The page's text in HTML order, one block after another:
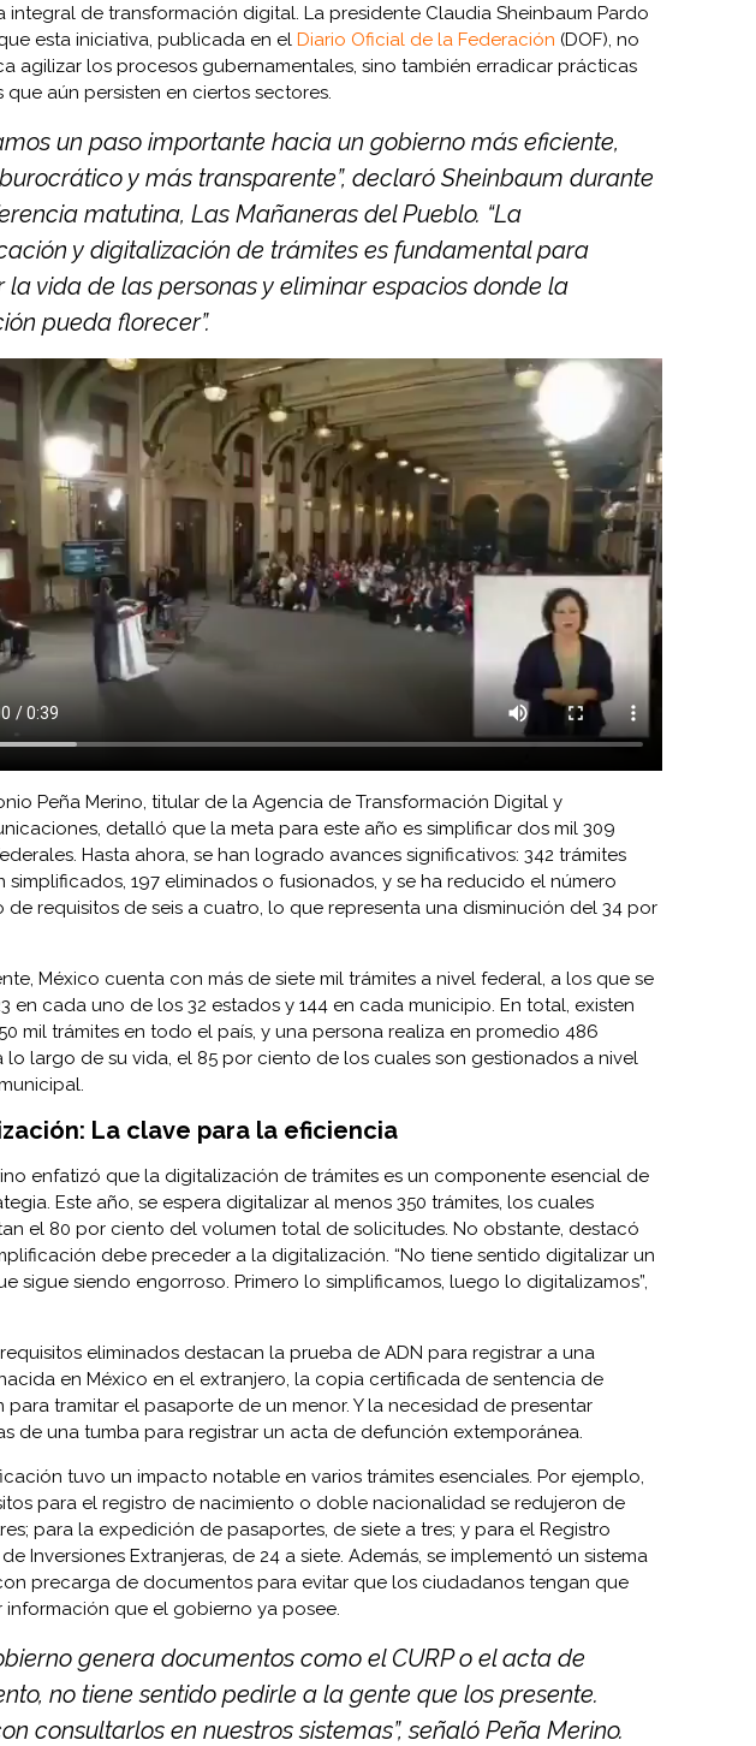
integral de transformación digital. La presidente Claudia Sheinbaum Pardo
esta iniciativa, publicada en el Diario Oficial de la Federación (DOF), no
agilizar los procesos gubernamentales, sino también erradicar prácticas
que aún persisten en ciertos sectores.
un paso importante hacia un gobierno más eficiente,
y más transparente”, declaró Sheinbaum durante
matutina, Las Mañaneras del Pueblo. “La
y digitalización de trámites es fundamental para
la vida de las personas y eliminar espacios donde la
pueda florecer”.
Peña Merino, titular de la Agencia de Transformación Digital y
detalló que la meta para este año es simplificar dos mil 309
Hasta ahora, se han logrado avances significativos: 342 trámites
simplificados, 197 eliminados o fusionados, y se ha reducido el número
de requisitos de seis a cuatro, lo que representa una disminución del 34 por
México cuenta con más de siete mil trámites a nivel federal, a los que se
en cada uno de los 32 estados y 144 en cada municipio. En total, existen
mil trámites en todo el país, y una persona realiza en promedio 486
lo largo de su vida, el 85 por ciento de los cuales son gestionados a nivel
La clave para la eficiencia
enfatizó que la digitalización de trámites es un componente esencial de
Este año, se espera digitalizar al menos 350 trámites, los cuales
el 80 por ciento del volumen total de solicitudes. No obstante, destacó
debe preceder a la digitalización. “No tiene sentido digitalizar un
sigue siendo engorroso. Primero lo simplificamos, luego lo digitalizamos”,
eliminados destacan la prueba de ADN para registrar a una
en México en el extranjero, la copia certificada de sentencia de
para tramitar el pasaporte de un menor. Y la necesidad de presentar
de una tumba para registrar un acta de defunción extemporánea.
tuvo un impacto notable en varios trámites esenciales. Por ejemplo,
para el registro de nacimiento o doble nacionalidad se redujeron de
para la expedición de pasaportes, de siete a tres; y para el Registro
Inversiones Extranjeras, de 24 a siete. Además, se implementó un sistema
precarga de documentos para evitar que los ciudadanos tengan que
información que el gobierno ya posee.
genera documentos como el CURP o el acta de
no tiene sentido pedirle a la gente que los presente.
consultarlos en nuestros sistemas”, señaló Peña Merino.